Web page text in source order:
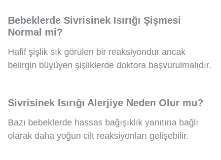
Bebeklerde Sivrisinek Isırığı Şişmesi
Normal mi?
Hafif şişlik sık görülen bir reaksiyondur ancak
belirgin büyüyen şişliklerde doktora başvurulmalıdır.
Sivrisinek Isırığı Alerjiye Neden Olur mu?
Bazı bebeklerde hassas bağışıklık yanıtına bağlı
olarak daha yoğun cilt reaksiyonları gelişebilir.